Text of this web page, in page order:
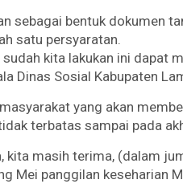
sebagai bentuk dokumen
satu persyaratan.
kita lakukan ini dapat
Dinas Sosial Kabupaten
yang akan
terbatas sampai pada
kita masih terima, (dalam
Mei panggilan keseharian